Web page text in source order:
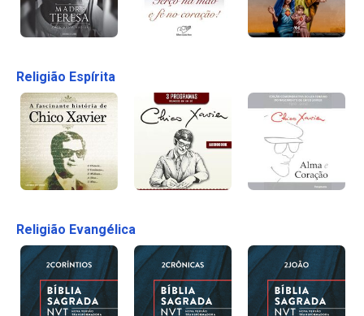
Religião Espírita
Religião Evangélica